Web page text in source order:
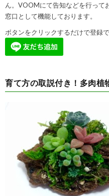
ん。VOOMにて告知などを行って
窓口として機能しております。
ボタンをクリックするだけで登録
育て方の取説付き！多肉植